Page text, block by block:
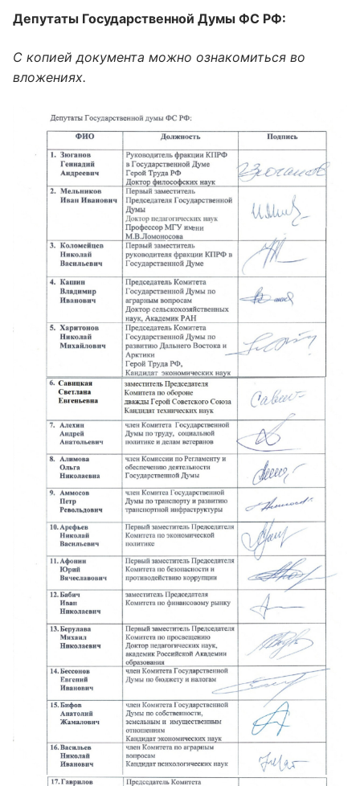
Депутаты Государственной Думы ФС РФ:
С копией документа можно ознакомиться во
вложениях.